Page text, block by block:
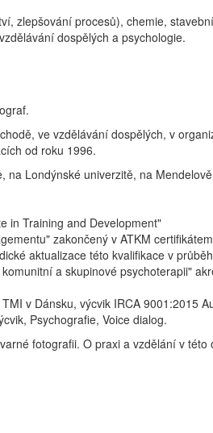
zlepšování procesů), chemie,
dospělých a psychologie.
ve vzdělávání dospělých, v
od roku 1996.
Londýnské univerzitě, na
in Training and Development"
zakončený v ATKM
aktualizace této kvalifikace v
a skupinové psychoterapii"
v Dánsku, výcvik IRCA 9001:2015
Psychografie, Voice dialog.
fotografii. O praxi a vzdělání v